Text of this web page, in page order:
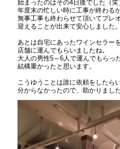
始まったのはその4日後でした（笑
年度末の忙しい時に工事が終わる
無事工事も終わらせて頂いてプレ
迎えることが出来て安心しました。
あとは自宅にあったワインセラー
店舗に運んでもらいましたね。
大人の男性5～6人で運んでもらっ
結構重かったと思います。
こうゆうことは誰に依頼をしたら
分からなかったので、助かりました